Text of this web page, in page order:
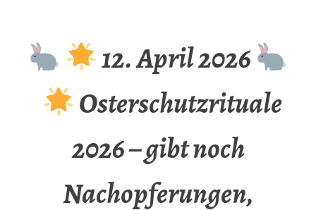
12. April 2026
Osterschutzrituale
2026 – gibt noch
Nachopferungen,